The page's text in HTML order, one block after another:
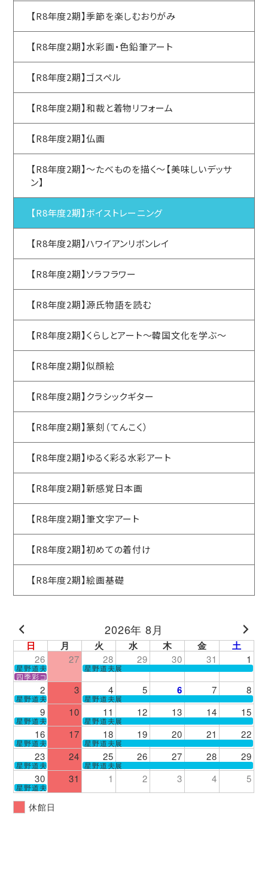
【R8年度2期】季節を楽しむおりがみ
【R8年度2期】水彩画・色鉛筆アート
【R8年度2期】ゴスペル
【R8年度2期】和裁と着物リフォーム
【R8年度2期】仏画
【R8年度2期】～たべものを描く～【美味しいデッサ
ン】
【R8年度2期】ボイストレーニング
【R8年度2期】ハワイアンリボンレイ
【R8年度2期】ソラフラワー
【R8年度2期】源氏物語を読む
【R8年度2期】くらしとアート～韓国文化を学ぶ～
【R8年度2期】似顔絵
【R8年度2期】クラシックギター
【R8年度2期】篆刻（てんこく）
【R8年度2期】ゆるく彩る水彩アート
【R8年度2期】新感覚日本画
【R8年度2期】筆文字アート
【R8年度2期】初めての着付け
【R8年度2期】絵画基礎
2026年 8月
日 月 火 水 木 金 土
26 27 28 29 30 31 1
星野道夫展
星野道夫展
四季彩コンサート
2 3 4 5 6 7 8
星野道夫展 星野道夫展
9 10 11 12 13 14 15
星野道夫展 星野道夫展
16 17 18 19 20 21 22
星野道夫展 星野道夫展
23 24 25 26 27 28 29
星野道夫展 星野道夫展
30 31 1 2 3 4 5
星野道夫展
休館日